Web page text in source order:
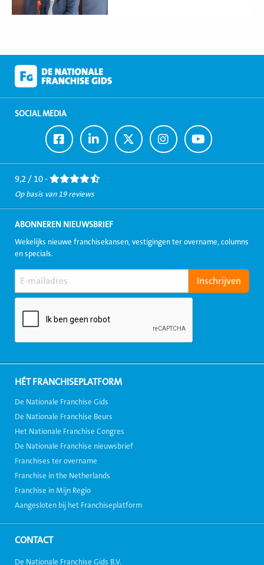
SOCIAL MEDIA
Ga
naar
Facebook
Ga
naar
LinkedIn
Ga
naar
Twitter
Ga
naar
Instagram
Ga
naar
Youtube
9,2 / 10 -
Op basis van 19 reviews
ABONNEREN NIEUWSBRIEF
Wekelijks nieuwe franchisekansen, vestigingen ter overname, columns
en specials.
HÉT FRANCHISEPLATFORM
De Nationale Franchise Gids
De Nationale Franchise Beurs
Het Nationale Franchise Congres
De Nationale Franchise nieuwsbrief
Franchises ter overname
Franchise in the Netherlands
Franchise in Mijn Regio
Aangesloten bij het Franchiseplatform
CONTACT
De Nationale Franchise Gids B.V.